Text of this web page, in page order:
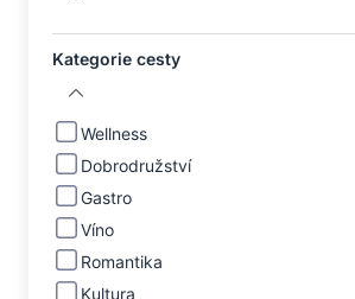
Kategorie cesty
Wellness
Dobrodružství
Gastro
Víno
Romantika
Kultura